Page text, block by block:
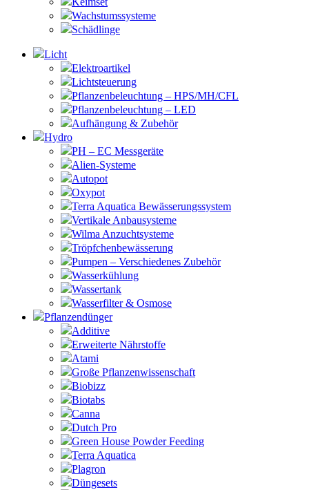
Wachstumssysteme
Schädlinge
Licht
Elektroartikel
Lichtsteuerung
Pflanzenbeleuchtung – HPS/MH/CFL
Pflanzenbeleuchtung – LED
Aufhängung & Zubehör
Hydro
PH – EC Messgeräte
Alien-Systeme
Autopot
Oxypot
Terra Aquatica Bewässerungssystem
Vertikale Anbausysteme
Wilma Anzuchtsysteme
Tröpfchenbewässerung
Pumpen – Verschiedenes Zubehör
Wasserkühlung
Wassertank
Wasserfilter & Osmose
Pflanzendünger
Additive
Erweiterte Nährstoffe
Atami
Große Pflanzenwissenschaft
Biobizz
Biotabs
Canna
Dutch Pro
Green House Powder Feeding
Terra Aquatica
Plagron
Düngesets